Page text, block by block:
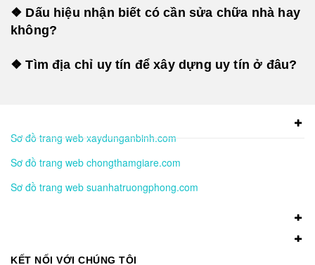
❖ Dấu hiệu nhận biết có cần sửa chữa nhà hay
không?
❖ Tìm địa chỉ uy tín để xây dựng uy tín ở đâu?
Sơ đồ trang web xaydunganbinh.com
Sơ đồ trang web chongthamgiare.com
Sơ đồ trang web suanhatruongphong.com
KẾT NỐI VỚI CHÚNG TÔI